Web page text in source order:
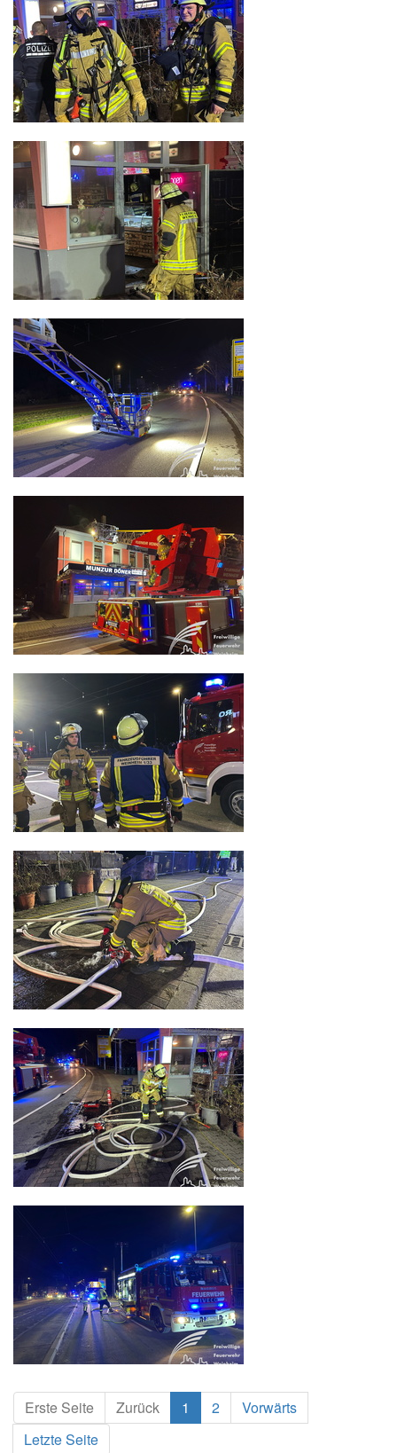
Erste Seite Zurück 1 2
Vorwärts
Letzte Seite